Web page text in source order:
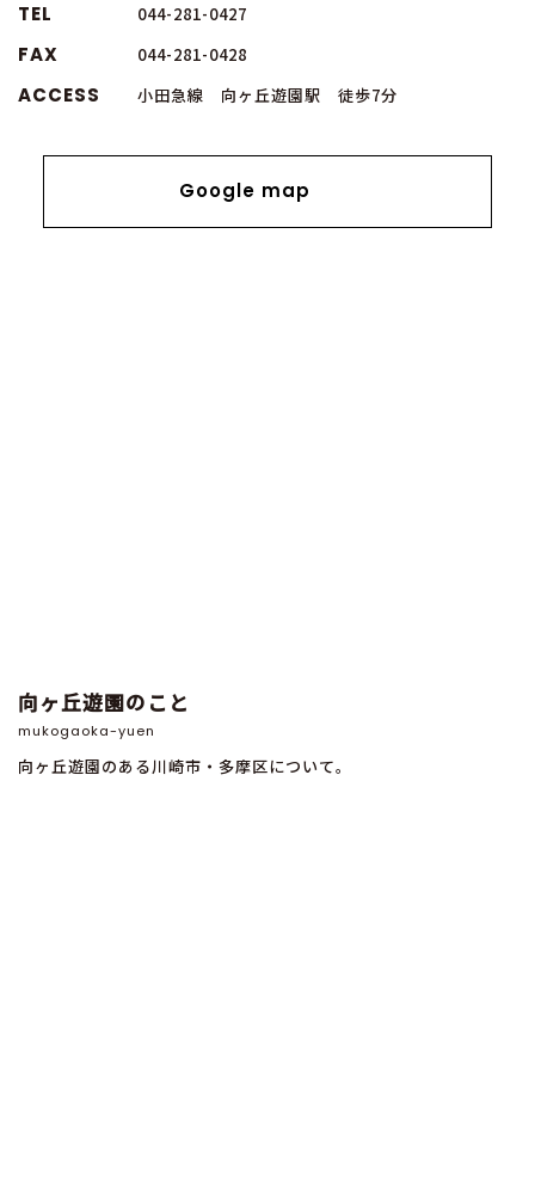
TEL 044-281-0427
FAX 044-281-0428
ACCESS 小田急線 向ヶ丘遊園駅 徒歩7分
Google map
向ヶ丘遊園のこと
mukogaoka-yuen
向ヶ丘遊園のある川崎市・多摩区について。